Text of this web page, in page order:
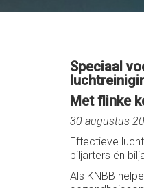
Speciaal
Met flinke
30 augustus
Effectieve
biljarters én
Als KNBB